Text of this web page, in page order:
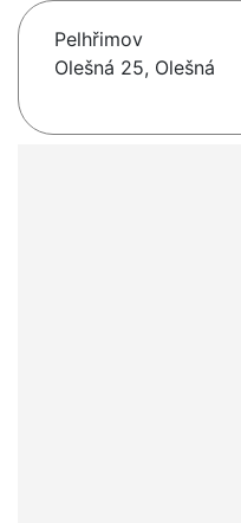
Pelhřimov
Olešná 25, Olešná